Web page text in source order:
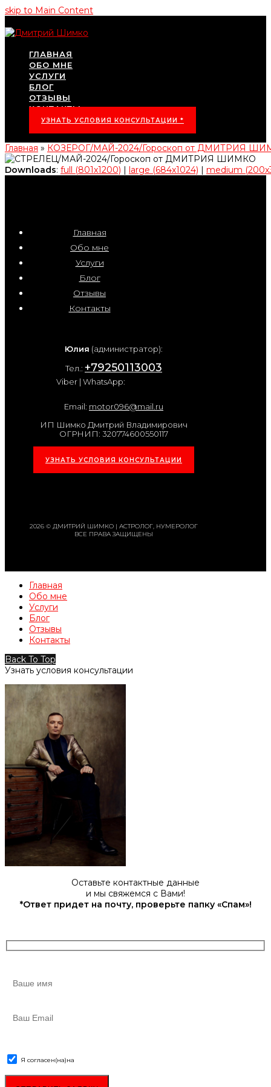
skip to Main Content
ГЛАВНАЯ
ОБО МНЕ
УСЛУГИ
БЛОГ
ОТЗЫВЫ
КОНТАКТЫ
УЗНАТЬ УСЛОВИЯ КОНСУЛЬТАЦИИ *
Главная » КОЗЕРОГ/МАЙ-2024/Гороскоп от ДМИТРИЯ
Downloads: full (801x1200) | large (684x1024) | medium
Главная
Обо мне
Услуги
Блог
Отзывы
Контакты
Юлия (администратор):
Тел.: +79250113003
Viber | WhatsApp:
Email: motor096@mail.ru
ИП Шимко Дмитрий Владимирович
ОГРНИП: 320774600550117
УЗНАТЬ УСЛОВИЯ КОНСУЛЬТАЦИИ
2026 © ДМИТРИЙ ШИМКО | АСТРОЛОГ, НУМЕРОЛОГ
ВСЕ ПРАВА ЗАЩИЩЕНЫ
Главная
Обо мне
Услуги
Блог
Отзывы
Контакты
Back To Top
Узнать условия консультации
Оставьте контактные данные
и мы свяжемся с Вами!
*Ответ придет на почту, проверьте папку «Спам»!
Я согласен(на)на